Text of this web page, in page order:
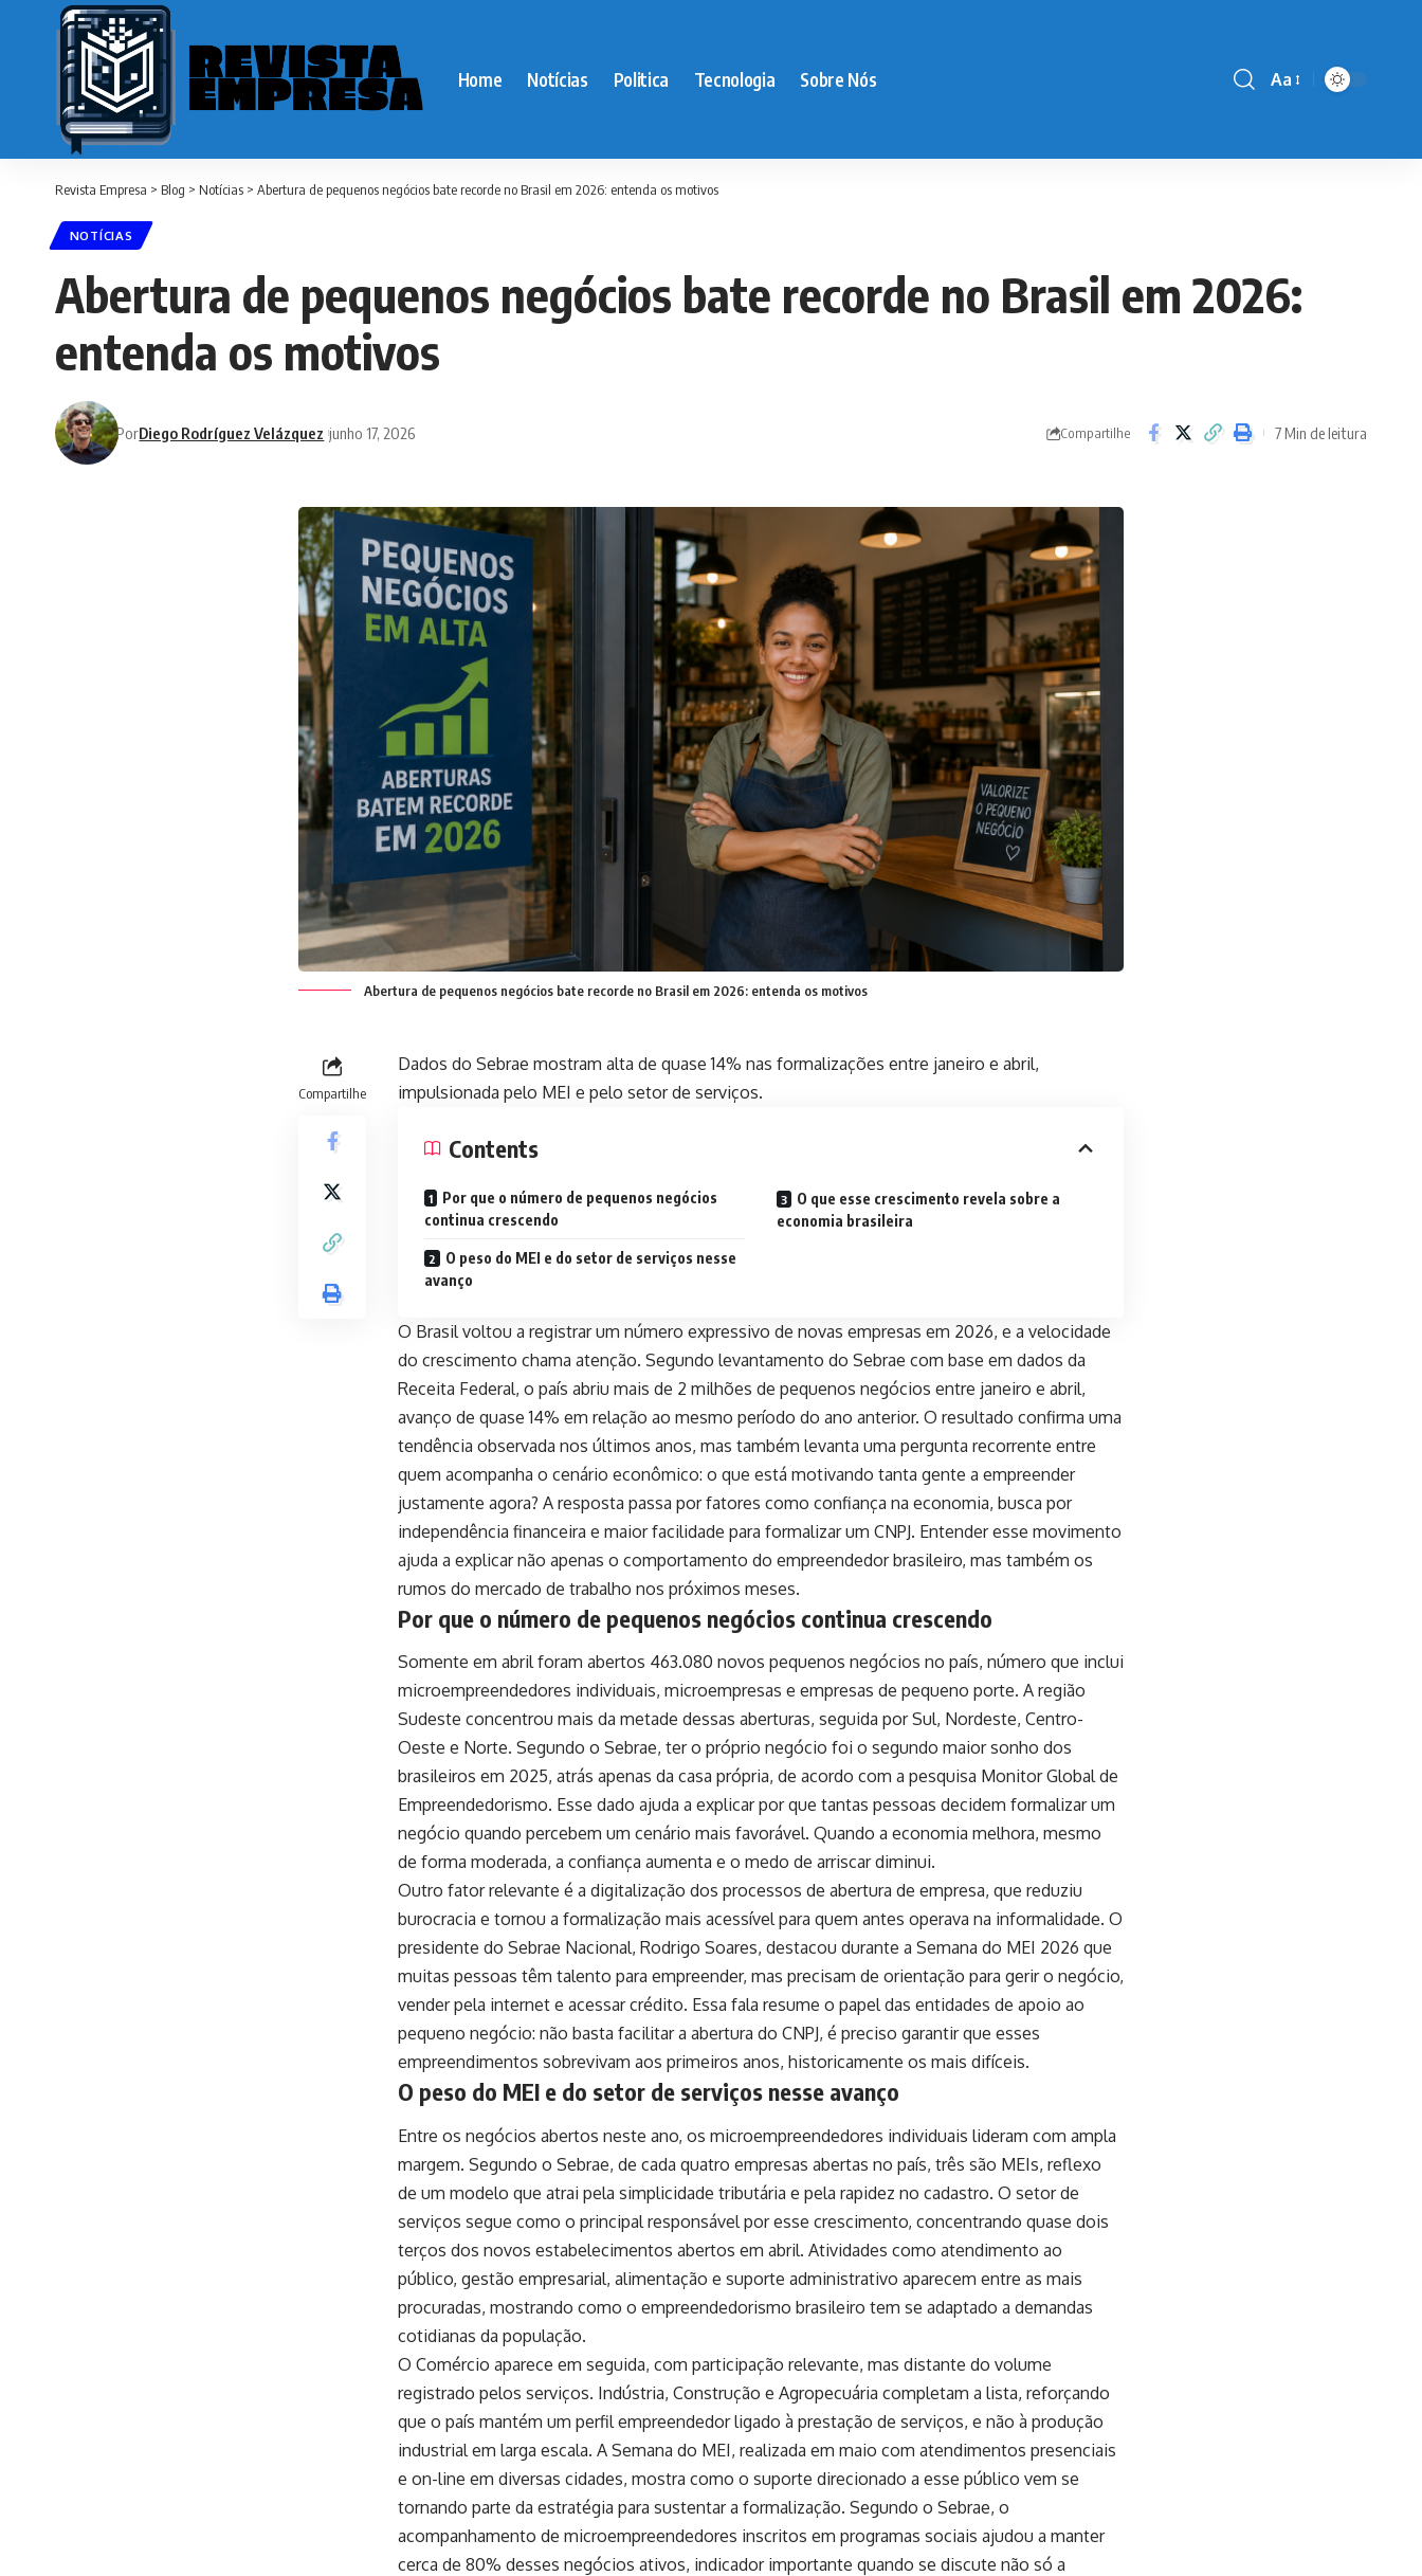
Home Notícias Politica Tecnologia Sobre Nós
Font
Aa
Revista Empresa > Blog > Notícias > Abertura de pequenos negócios bate recorde no Brasil em 2026: entenda os motivos
NOTÍCIAS
Abertura de pequenos negócios bate recorde no Brasil em 2026:
entenda os motivos
PorDiego Rodríguez Velázquez junho 17, 2026 Compartilhe 7 Min de leitura
Abertura de pequenos negócios bate recorde no Brasil em 2026: entenda os motivos
Compartilhe
Dados do Sebrae mostram alta de quase 14% nas formalizações entre janeiro e abril,
impulsionada pelo MEI e pelo setor de serviços.
Contents
Por que o número de pequenos negócios
continua crescendo
O peso do MEI e do setor de serviços nesse
avanço
O que esse crescimento revela sobre a
economia brasileira
O Brasil voltou a registrar um número expressivo de novas empresas em 2026, e a velocidade
do crescimento chama atenção. Segundo levantamento do Sebrae com base em dados da
Receita Federal, o país abriu mais de 2 milhões de pequenos negócios entre janeiro e abril,
avanço de quase 14% em relação ao mesmo período do ano anterior. O resultado confirma uma
tendência observada nos últimos anos, mas também levanta uma pergunta recorrente entre
quem acompanha o cenário econômico: o que está motivando tanta gente a empreender
justamente agora? A resposta passa por fatores como confiança na economia, busca por
independência financeira e maior facilidade para formalizar um CNPJ. Entender esse movimento
ajuda a explicar não apenas o comportamento do empreendedor brasileiro, mas também os
rumos do mercado de trabalho nos próximos meses.
Por que o número de pequenos negócios continua crescendo
Somente em abril foram abertos 463.080 novos pequenos negócios no país, número que inclui
microempreendedores individuais, microempresas e empresas de pequeno porte. A região
Sudeste concentrou mais da metade dessas aberturas, seguida por Sul, Nordeste, Centro-
Oeste e Norte. Segundo o Sebrae, ter o próprio negócio foi o segundo maior sonho dos
brasileiros em 2025, atrás apenas da casa própria, de acordo com a pesquisa Monitor Global de
Empreendedorismo. Esse dado ajuda a explicar por que tantas pessoas decidem formalizar um
negócio quando percebem um cenário mais favorável. Quando a economia melhora, mesmo
de forma moderada, a confiança aumenta e o medo de arriscar diminui.
Outro fator relevante é a digitalização dos processos de abertura de empresa, que reduziu
burocracia e tornou a formalização mais acessível para quem antes operava na informalidade. O
presidente do Sebrae Nacional, Rodrigo Soares, destacou durante a Semana do MEI 2026 que
muitas pessoas têm talento para empreender, mas precisam de orientação para gerir o negócio,
vender pela internet e acessar crédito. Essa fala resume o papel das entidades de apoio ao
pequeno negócio: não basta facilitar a abertura do CNPJ, é preciso garantir que esses
empreendimentos sobrevivam aos primeiros anos, historicamente os mais difíceis.
O peso do MEI e do setor de serviços nesse avanço
Entre os negócios abertos neste ano, os microempreendedores individuais lideram com ampla
margem. Segundo o Sebrae, de cada quatro empresas abertas no país, três são MEIs, reflexo
de um modelo que atrai pela simplicidade tributária e pela rapidez no cadastro. O setor de
serviços segue como o principal responsável por esse crescimento, concentrando quase dois
terços dos novos estabelecimentos abertos em abril. Atividades como atendimento ao
público, gestão empresarial, alimentação e suporte administrativo aparecem entre as mais
procuradas, mostrando como o empreendedorismo brasileiro tem se adaptado a demandas
cotidianas da população.
O Comércio aparece em seguida, com participação relevante, mas distante do volume
registrado pelos serviços. Indústria, Construção e Agropecuária completam a lista, reforçando
que o país mantém um perfil empreendedor ligado à prestação de serviços, e não à produção
industrial em larga escala. A Semana do MEI, realizada em maio com atendimentos presenciais
e on-line em diversas cidades, mostra como o suporte direcionado a esse público vem se
tornando parte da estratégia para sustentar a formalização. Segundo o Sebrae, o
acompanhamento de microempreendedores inscritos em programas sociais ajudou a manter
cerca de 80% desses negócios ativos, indicador importante quando se discute não só a